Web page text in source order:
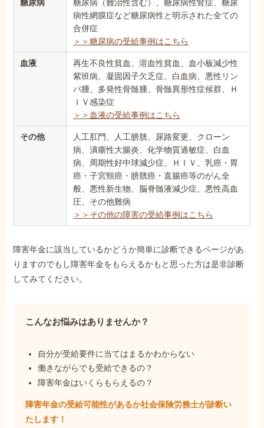
糖尿病
糖尿病（難治性含む）、糖尿病性腎症、糖尿
病性網膜症など糖尿病性と明示された全ての
合併症
＞＞糖尿病の受給事例はこちら
血液
再生不良性貧血、溶血性貧血、血小板減少性
紫班病、凝固因子欠乏症、白血病、悪性リン
パ腫、多発性骨髄腫、骨髄異形性症候群、Ｈ
ＩＶ感染症
＞＞血液の受給事例はこちら
その他
人工肛門、人工膀胱、尿路変更、クローン
病、潰瘍性大腸炎、化学物質過敏症、白血
病、周期性好中球減少症、ＨＩＶ、乳癌・胃
癌・子宮頸癌・膀胱癌・直腸癌等のがん全
般、悪性新生物、脳脊髄液減少症、悪性高血
圧、その他難病
＞＞その他の障害の受給事例はこちら
障害年金に該当しているかどうか簡単に診断できるページがあ
りますのでもし障害年金をもらえるかもと思った方は是非診断
してみてください。
こんなお悩みはありませんか？
自分が受給要件に当てはまるかわからない
働きながらでも受給できるの？
障害年金はいくらもらえるの？
障害年金の受給可能性があるか社会保険労務士が診断い
たします！